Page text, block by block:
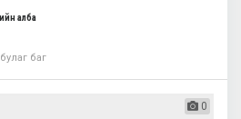
алба
баг
0